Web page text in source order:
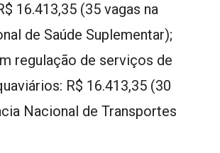
16.413,35 (35 vagas na
de Saúde Suplementar);
regulação de serviços de
R$ 16.413,35 (30
Nacional de Transportes